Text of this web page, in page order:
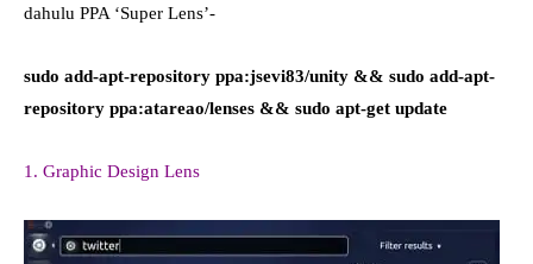
dahulu PPA ‘Super Lens’-
sudo add-apt-repository ppa:jsevi83/unity && sudo add-apt-
repository ppa:atareao/lenses && sudo apt-get update
1. Graphic Design Lens